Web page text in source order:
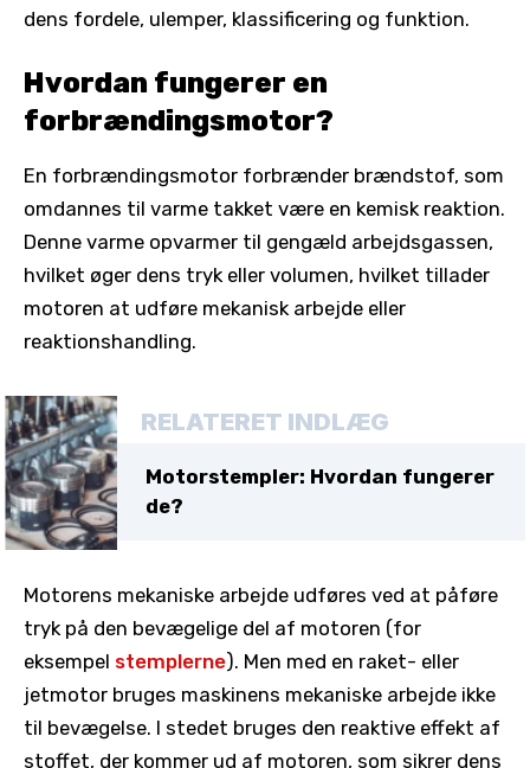
dens fordele, ulemper, klassificering og funktion.
Hvordan fungerer en
forbrændingsmotor?
En forbrændingsmotor forbrænder brændstof, som
omdannes til varme takket være en kemisk reaktion.
Denne varme opvarmer til gengæld arbejdsgassen,
hvilket øger dens tryk eller volumen, hvilket tillader
motoren at udføre mekanisk arbejde eller
reaktionshandling.
RELATERET INDLÆG
Motorstempler: Hvordan fungerer
de?
Motorens mekaniske arbejde udføres ved at påføre
tryk på den bevægelige del af motoren (for
eksempel stemplerne). Men med en raket- eller
jetmotor bruges maskinens mekaniske arbejde ikke
til bevægelse. I stedet bruges den reaktive effekt af
stoffet, der kommer ud af motoren, som sikrer dens